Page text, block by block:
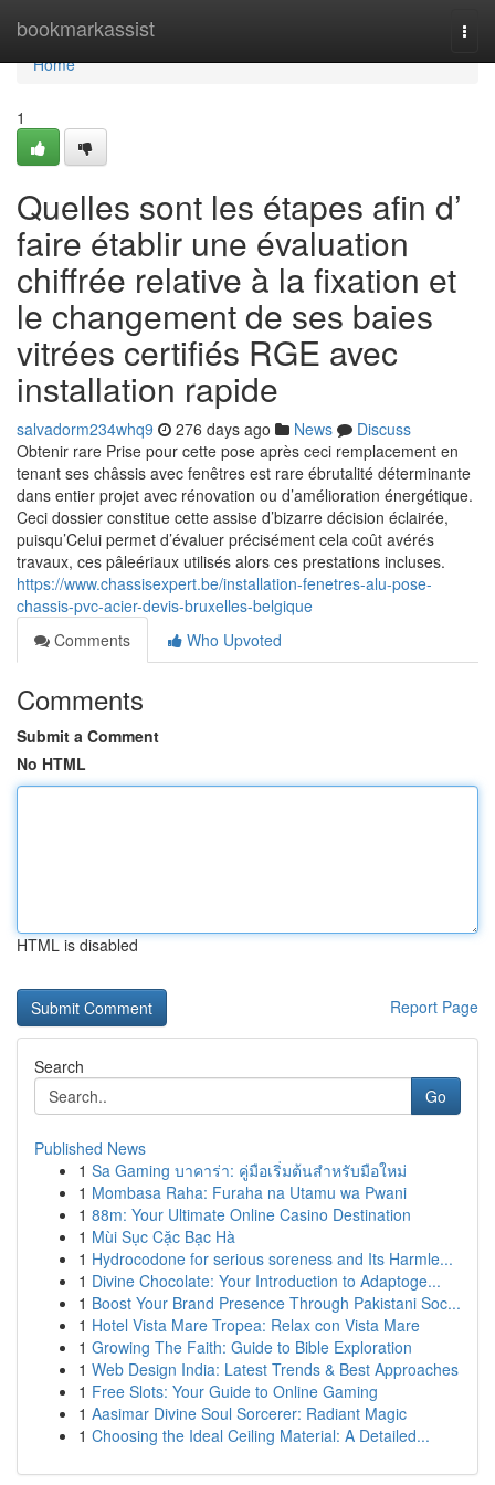
bookmarkassist
Home
Home
1
Quelles sont les étapes afin d’
faire établir une évaluation
chiffrée relative à la fixation et
le changement de ses baies
vitrées certifiés RGE avec
installation rapide
salvadorm234whq9 276 days ago News
Discuss
Obtenir rare Prise pour cette pose après ceci remplacement en
tenant ses châssis avec fenêtres est rare ébrutalité déterminante
dans entier projet avec rénovation ou d’amélioration énergétique.
Ceci dossier constitue cette assise d’bizarre décision éclairée,
puisqu’Celui permet d’évaluer précisément cela coût avérés
travaux, ces pâleériaux utilisés alors ces prestations incluses.
https://www.chassisexpert.be/installation-fenetres-alu-pose-
chassis-pvc-acier-devis-bruxelles-belgique
Comments
Who Upvoted
Comments
Submit a Comment
No HTML
HTML is disabled
Report Page
Search
Go
Published News
1 Sa Gaming บาคาร่า: คู่มือเริ่มต้นสำหรับมือใหม่
1 Mombasa Raha: Furaha na Utamu wa Pwani
1 88m: Your Ultimate Online Casino Destination
1 Mùi Sục Cặc Bạc Hà
1 Hydrocodone for serious soreness and Its Harmle...
1 Divine Chocolate: Your Introduction to Adaptoge...
1 Boost Your Brand Presence Through Pakistani Soc...
1 Hotel Vista Mare Tropea: Relax con Vista Mare
1 Growing The Faith: Guide to Bible Exploration
1 Web Design India: Latest Trends & Best Approaches
1 Free Slots: Your Guide to Online Gaming
1 Aasimar Divine Soul Sorcerer: Radiant Magic
1 Choosing the Ideal Ceiling Material: A Detailed...